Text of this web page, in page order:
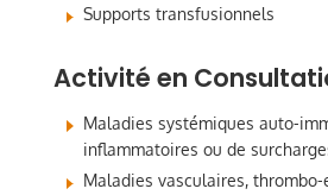
Supports transfusionnels
Activité en
Maladies systémiques auto-
inflammatoires ou de
Maladies vasculaires,